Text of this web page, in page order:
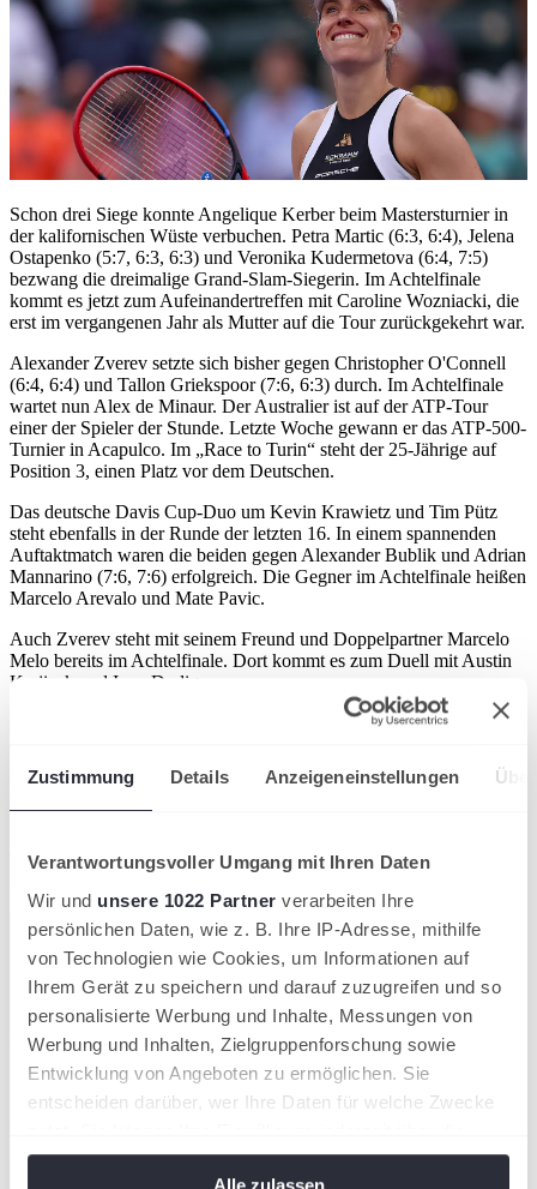
Zustimmung Details Anzeigeneinstellungen
Verantwortungsvoller Umgang mit Ihren Daten
Wir und unsere 1022 Partner verarbeiten Ihre
persönlichen Daten, wie z. B. Ihre IP-Adresse, mithilfe
von Technologien wie Cookies, um Informationen auf
Ihrem Gerät zu speichern und darauf zuzugreifen und so
personalisierte Werbung und Inhalte, Messungen von
Werbung und Inhalten, Zielgruppenforschung sowie
Entwicklung von Angeboten zu ermöglichen. Sie
entscheiden darüber, wer Ihre Daten für welche Zwecke
Cookie-Erklärung oder durch Klicken auf das Privacy
Schon drei Siege konnte Angelique Kerber beim Mastersturnier in
der kalifornischen Wüste verbuchen. Petra Martic (6:3, 6:4), Jelena
Ostapenko (5:7, 6:3, 6:3) und Veronika Kudermetova (6:4, 7:5)
bezwang die dreimalige Grand-Slam-Siegerin. Im Achtelfinale
kommt es jetzt zum Aufeinandertreffen mit Caroline Wozniacki, die
erst im vergangenen Jahr als Mutter auf die Tour zurückgekehrt war.
Alexander Zverev setzte sich bisher gegen Christopher O'Connell
(6:4, 6:4) und Tallon Griekspoor (7:6, 6:3) durch. Im Achtelfinale
wartet nun Alex de Minaur. Der Australier ist auf der ATP-Tour
einer der Spieler der Stunde. Letzte Woche gewann er das ATP-500-
Turnier in Acapulco. Im „Race to Turin“ steht der 25-Jährige auf
Position 3, einen Platz vor dem Deutschen.
Das deutsche Davis Cup-Duo um Kevin Krawietz und Tim Pütz
steht ebenfalls in der Runde der letzten 16. In einem spannenden
Auftaktmatch waren die beiden gegen Alexander Bublik und Adrian
Mannarino (7:6, 7:6) erfolgreich. Die Gegner im Achtelfinale heißen
Marcelo Arevalo und Mate Pavic.
Auch Zverev steht mit seinem Freund und Doppelpartner Marcelo
Melo bereits im Achtelfinale. Dort kommt es zum Duell mit Austin
Krajicek und Ivan Dodig.
Die Matches aus Indian Wells zeigt Sky Sport jeden Tag live. In
Kompaktansicht